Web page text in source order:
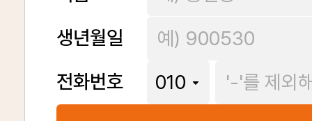
생년월일
전화번호